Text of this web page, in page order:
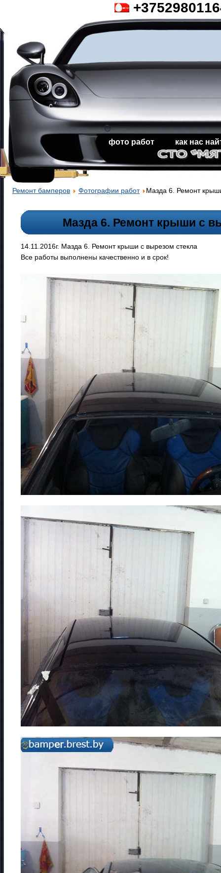
фото работ как нас
Ремонт бамперов Фотографии работ Мазда 6. Ремонт
Мазда 6. Ремонт крыши с
14.11.2016г. Мазда 6. Ремонт крыши с вырезом стекла
Все работы выполнены качественно и в срок!